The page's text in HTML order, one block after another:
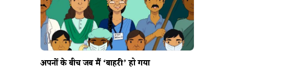
अपनों के बीच जब मैं ‘बाहरी’ हो गया